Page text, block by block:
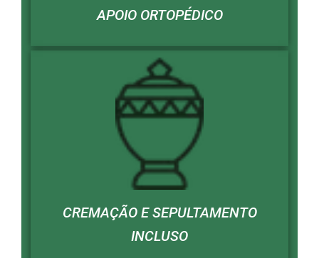
APOIO ORTOPÉDICO
CREMAÇÃO E SEPULTAMENTO
INCLUSO